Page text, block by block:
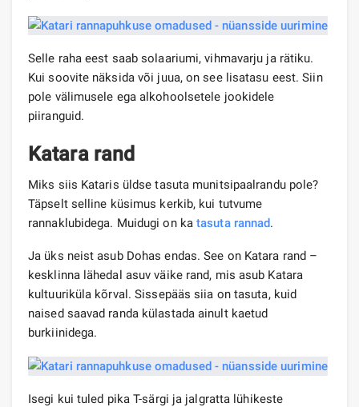
Selle raha eest saab solaariumi, vihmavarju ja rätiku.
Kui soovite näksida või juua, on see lisatasu eest. Siin
pole välimusele ega alkohoolsetele jookidele
piiranguid.
Katara rand
Miks siis Kataris üldse tasuta munitsipaalrandu pole?
Täpselt selline küsimus kerkib, kui tutvume
rannaklubidega. Muidugi on katasuta rannad.
Ja üks neist asub Dohas endas. See on Katara rand –
kesklinna lähedal asuv väike rand, mis asub Katara
kultuuriküla kõrval. Sissepääs siia on tasuta, kuid
naised saavad randa külastada ainult kaetud
burkiinidega.
Isegi kui tuled pika T-särgi ja jalgratta lühikeste